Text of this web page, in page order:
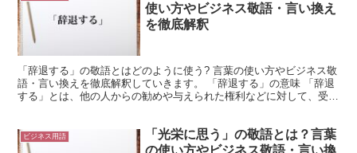
使い方やビジネス敬語・言い換え
を徹底解釈
「辞退する」の敬語とはどのように使う? 言葉の使い方やビジネス敬
語・言い換えを徹底解釈していきます。 「辞退する」の意味 「辞退
する」とは、他の人からの勧めや与えられた権利などに対して、受け
ビジネス用語
「光栄に思う」の敬語とは？言葉
の使い方やビジネス敬語・言い換